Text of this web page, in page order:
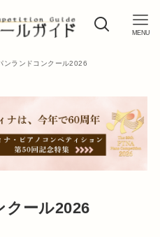
MENU
ンランドコンクール2026
クール2026